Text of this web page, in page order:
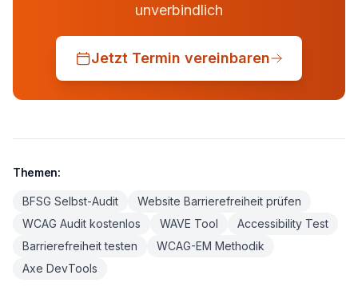
unverbindlich
Jetzt Termin vereinbaren
Themen:
BFSG Selbst-Audit
Website Barrierefreiheit prüfen
WCAG Audit kostenlos
WAVE Tool
Accessibility Test
Barrierefreiheit testen
WCAG-EM Methodik
Axe DevTools